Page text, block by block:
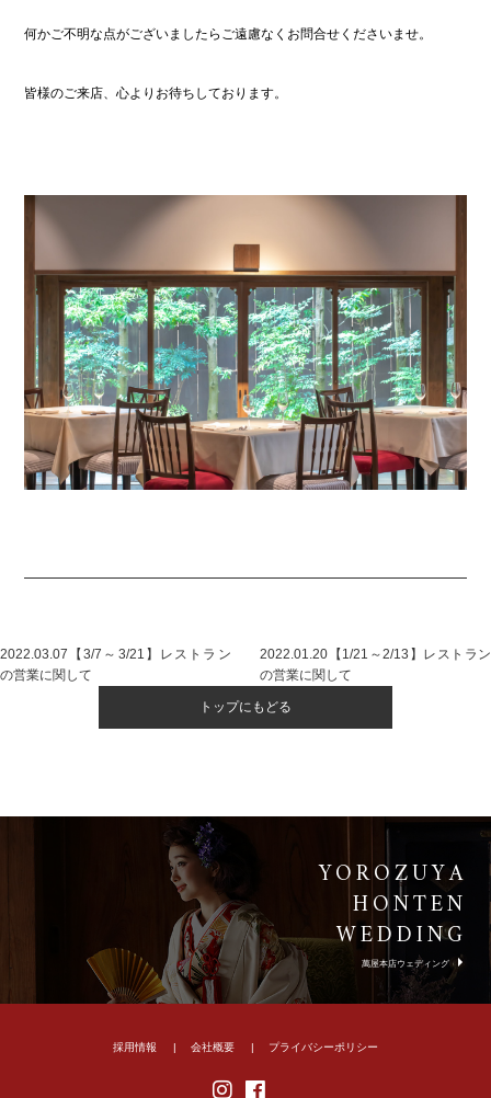
何かご不明な点がございましたらご遠慮なくお問合せくださいませ。
皆様のご来店、心よりお待ちしております。
2022.03.07 【3/7～3/21】レストラン
の営業に関して
トップにもどる
2022.01.20 【1/21～2/13】レストラン
の営業に関して
YOROZUYA
HONTEN
WEDDING
萬屋本店ウェディング
採用情報 会社概要 プライバシーポリシー